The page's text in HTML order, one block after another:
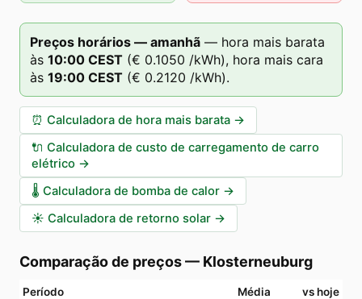
Preços horários — amanhã — hora mais barata
às 10:00 CEST (€ 0.1050 /kWh), hora mais cara
às 19:00 CEST (€ 0.2120 /kWh).
⏰ Calculadora de hora mais barata →
🔌 Calculadora de custo de carregamento de carro
elétrico →
🌡️ Calculadora de bomba de calor →
☀️ Calculadora de retorno solar →
Comparação de preços— Klosterneuburg
Período Média vs hoje